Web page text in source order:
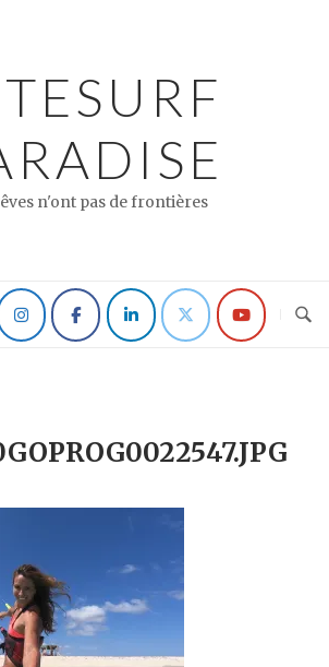
n'ont pas de frontières